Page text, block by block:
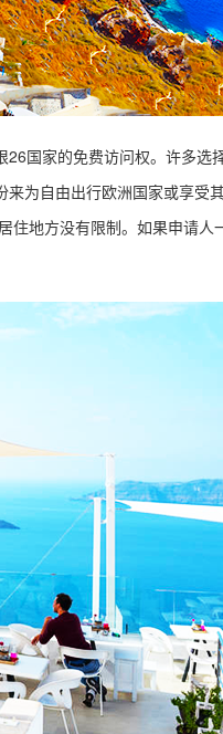
国家的免费访问权。许多选
为自由出行欧洲国家或享受
住地方没有限制。如果申请人